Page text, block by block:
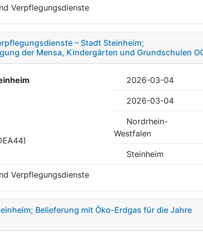
Verpflegungsdienste
– Stadt Steinheim;
der Mensa, Kindergärten und Grundschulen
2026-03-04
2026-03-04
Nordrhein-
Westfalen
Steinheim
Verpflegungsdienste
Belieferung mit Öko-Erdgas für die Jahre